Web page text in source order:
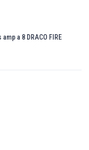
a 8 DRACO FIRE